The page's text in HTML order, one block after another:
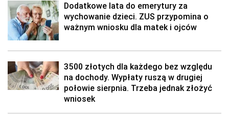
Dodatkowe lata do emerytury za
wychowanie dzieci. ZUS przypomina o
ważnym wniosku dla matek i ojców
3500 złotych dla każdego bez względu
na dochody. Wypłaty ruszą w drugiej
połowie sierpnia. Trzeba jednak złożyć
wniosek